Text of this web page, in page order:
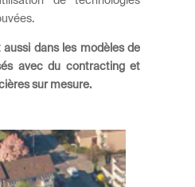
aussi dans les modèles de
avec du contracting et
sur mesure.